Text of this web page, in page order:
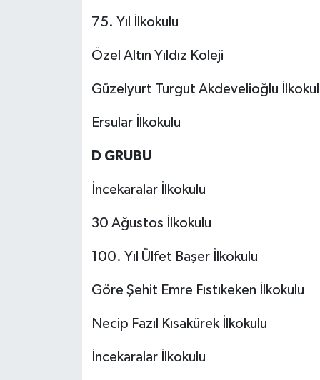
75. Yıl İlkokulu
Özel Altın Yıldız Koleji
Güzelyurt Turgut Akdevelioğlu
Ersular İlkokulu
D GRUBU
İncekaralar İlkokulu
30 Ağustos İlkokulu
100. Yıl Ülfet Başer İlkokulu
Göre Şehit Emre Fıstıkeken İlkokulu
Necip Fazıl Kısakürek İlkokulu
İncekaralar İlkokulu